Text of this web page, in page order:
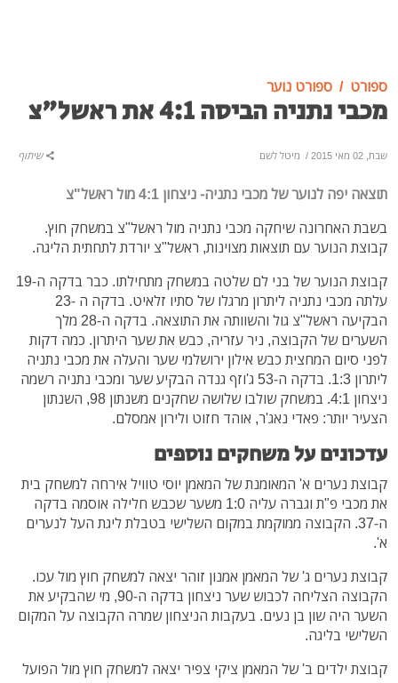
ספורט ספורט נוער
מכבי נתניה הביסה 4:1 את ראשל"צ
שבת, 02 מאי 2015 / מיטל לשם שיתוף
תוצאה יפה לנוער של מכבי נתניה- ניצחון 4:1 מול ראשל"צ
בשבת האחרונה שיחקה מכבי נתניה מול ראשל"צ במשחק חוץ.
קבוצת הנוער עם תוצאות מצוינות, ראשל"צ יורדת לתחתית הליגה.
קבוצת הנוער של בני לם שלטה במשחק מתחילתו. כבר בדקה ה-19
עלתה מכבי נתניה ליתרון מרגלו של סתיו זלאיט. בדקה ה -23
הבקיעה ראשל"צ גול והשוותה את התוצאה. בדקה ה-28 מלך
השערים של הקבוצה, ניר עזריה, כבש את שער היתרון. כמה דקות
לפני סיום המחצית כבש אילון ירושלמי שער והעלה את מכבי נתניה
ליתרון 1:3. בדקה ה-53 ג'וזף גנדה הבקיע שער ומכבי נתניה רשמה
ניצחון 4:1. במשחק שולבו שלושה שחקנים משנתון 98, השנתון
הצעיר יותר: פאדי נאג'ר, אוהד חזוט ולירון אמסלם.
עדכונים על משחקים נוספים
קבוצת נערים א' המאומנת של המאמן יוסי טוויל אירחה למשחק בית
את מכבי פ"ת וגברה עליה 1:0 משער שכבש חלילה אוסמה בדקה
ה-37. הקבוצה ממוקמת במקום השלישי בטבלת ליגת העל לנערים
א'.
קבוצת נערים ג' של המאמן אמנון זוהר יצאה למשחק חוץ מול עכו.
הקבוצה הצליחה לכבוש שער ניצחון בדקה ה-90, מי שהבקיע את
השער היה שון בן נעים. בעקבות הניצחון שמרה הקבוצה על המקום
השלישי בליגה.
קבוצת ילדים ב' של המאמן ציקי צפיר יצאה למשחק חוץ מול הפועל